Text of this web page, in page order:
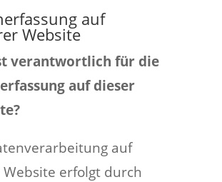
auf
Website
verantwortlich für die
auf dieser
auf
Website erfolgt durch